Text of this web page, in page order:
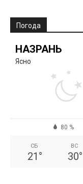
Погода
НАЗРАНЬ
Ясно
80 %
СБ
21 °
ВС
30°